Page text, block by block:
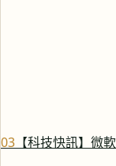
03 【科技快訊】微